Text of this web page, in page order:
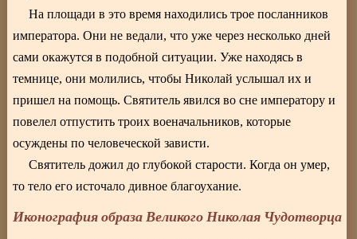
На площади в это время находились трое посланников
императора. Они не ведали, что уже через несколько дней
сами окажутся в подобной ситуации. Уже находясь в
темнице, они молились, чтобы Николай услышал их и
пришел на помощь. Святитель явился во сне императору и
повелел отпустить троих военачальников, которые
осуждены по человеческой зависти.
Святитель дожил до глубокой старости. Когда он умер,
то тело его источало дивное благоухание.
Иконография образа Великого Николая Чудотворца